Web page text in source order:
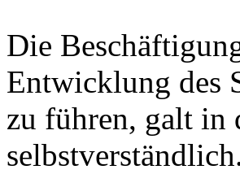
Die
Entwicklung des
zu führen, galt in